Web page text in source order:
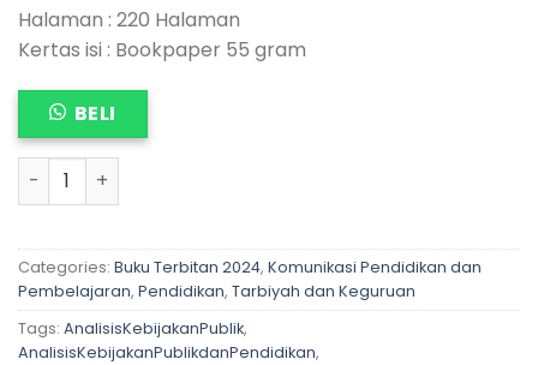
Halaman : 220 Halaman
Kertas isi : Bookpaper 55 gram
BELI
ANALISIS KEBIJAKAN PUBLIK DAN PENDIDIKAN quantity
Categories: Buku Terbitan 2024, Komunikasi Pendidikan dan
Pembelajaran, Pendidikan, Tarbiyah dan Keguruan
Tags: AnalisisKebijakanPublik,
AnalisisKebijakanPublikdanPendidikan,